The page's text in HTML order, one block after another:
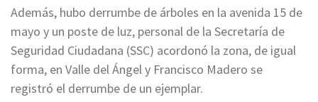
Además, hubo derrumbe de árboles en la avenida 15 de
mayo y un poste de luz, personal de la Secretaría de
Seguridad Ciudadana (SSC) acordonó la zona, de igual
forma, en Valle del Ángel y Francisco Madero se
registró el derrumbe de un ejemplar.